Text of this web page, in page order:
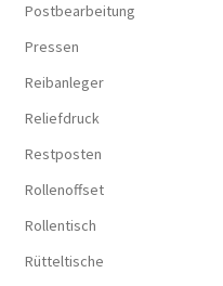
Postbearbeitung
Pressen
Reibanleger
Reliefdruck
Restposten
Rollenoffset
Rollentisch
Rütteltische